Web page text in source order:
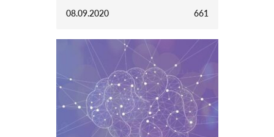
08.09.2020 661